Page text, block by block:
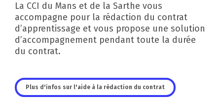
La CCI du Mans et de la Sarthe vous
accompagne pour la rédaction du contrat
d’apprentissage et vous propose une solution
d’accompagnement pendant toute la durée
du contrat.
Plus d'infos sur l'aide à la rédaction du contrat